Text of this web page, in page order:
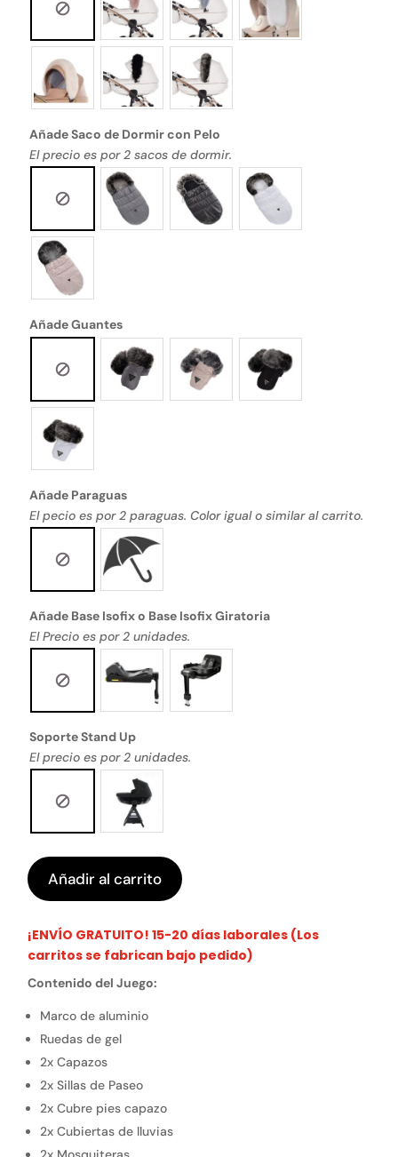
Añade Saco de Dormir con Pelo
El precio es por 2 sacos de dormir.
Añade Guantes
Añade Paraguas
El pecio es por 2 paraguas. Color igual o similar al carrito.
Añade Base Isofix o Base Isofix Giratoria
El Precio es por 2 unidades.
Soporte Stand Up
El precio es por 2 unidades.
Añadir al carrito
¡ENVÍO GRATUITO! 15-20 días laborales (Los
carritos se fabrican bajo pedido)
Contenido del Juego:
Marco de aluminio
Ruedas de gel
2x Capazos
2x Sillas de Paseo
2x Cubre pies capazo
2x Cubiertas de lluvias